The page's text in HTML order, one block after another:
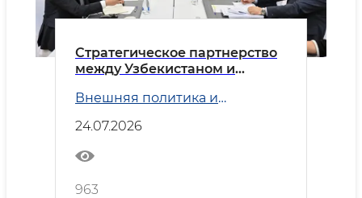
Стратегическое партнерство
между Узбекистаном и
Внешняя политика и
24.07.2026
963